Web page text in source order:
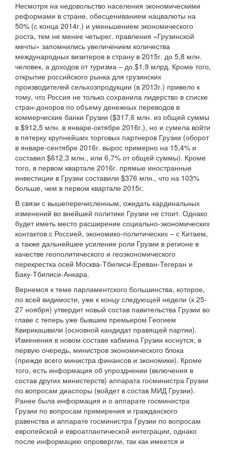
Несмотря на недовольство населения экономическими
реформами в стране, обесцениванием нацвалюты на
50% (с конца 2014г.) и уменьшением экономического
роста, тем не менее четырег. правления «Грузинской
мечты» запомнились увеличением количества
международных визитеров в страну в 2015г. до 5,8 млн.
человек, а доходов от туризма – до $1,9 млрд. Кроме того,
открытие российского рынка для грузинских
производителей сельхозпродукции (в 2013г.) привело к
тому, что Россия не только сохранила лидерство в списке
стран-доноров по объему денежных переводов в
коммерческие банки Грузии ($317,6 млн. из общей суммы
в $912,5 млн. в январе-октябре 2016г.), но и сумела войти
в пятерку крупнейших торговых партнеров Грузии (оборот
в январе-сентябре 2016г. вырос примерно на 15,4% и
составил $612,3 млн., или 6,7% от общей суммы). Кроме
того, в первом квартале 2016г. прямые иностранные
инвестиции в Грузии составили $376 млн., что на 103%
больше, чем в первом квартале 2015г.
В связи с вышеперечисленным, ожидать кардинальных
изменений во внейшей политике Грузии не стоит. Однако
будет иметь место расширение социально-экономических
контактов с Россией, экономико-политических – с Китаем,
а также дальнейшее усиление роли Грузии в регионе в
качестве геополитического и геоэкономического
перекрестка осей Москва-Тбилиси-Ереван-Тегеран и
Баку-Тбилиси-Анкара.
Вернемся к теме парламентского большинства, которое,
по всей видимости, уже к концу следующей недели (к 25-
27 ноября) утвердит новый состав павительства Грузии во
главе с теперь уже бывшим премьером Геогием
Квирикашвили (основной кандидат правящей партии).
Изменения в новом составе кабмина Грузии коснутся, в
первую очередь, министров экономического блока
(прежде всего министра финансов и экономики). Кроме
того, есть информация об упрозднении (включения в
состав других министерств) аппарата госминистра Грузии
по вопросам диаспоры (войдет в состав МИД Грузии).
Ранее была информация и о аппарате госминистра
Грузии по вопросам примирения и гражданского
равенства и аппарате госминистра Грузии по вопросам
европейской и евроатлантической интеграции, однако
после информацию опровергли, так как имеется и